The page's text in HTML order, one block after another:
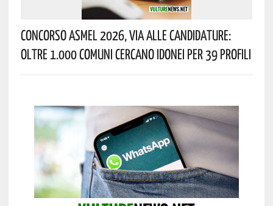
Concorso Asmel 2026, Via Alle Candidature:
Oltre 1.000 Comuni Cercano Idonei Per 39 Profili